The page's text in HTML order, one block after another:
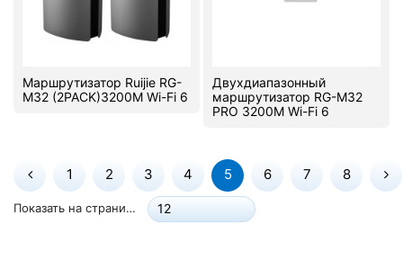
Маршрутизатор Ruijie RG-
M32 (2PACK)3200M Wi-Fi 6
Двухдиапазонный
маршрутизатор RG-M32
PRO 3200M Wi-Fi 6
1 2 3 4 5 6 7 8
Показать на странице: 12